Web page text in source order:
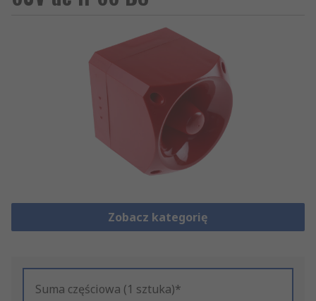
Zobacz kategorię
Suma częściowa (1 sztuka)*